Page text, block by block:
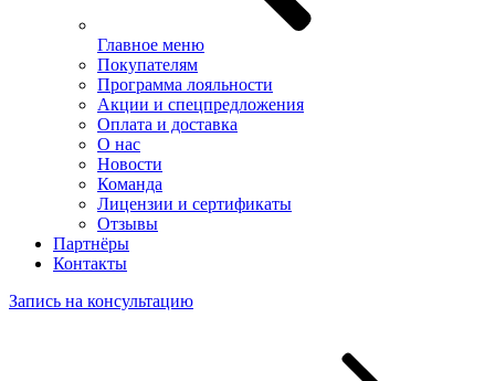
Главное меню
Покупателям
Программа лояльности
Акции и спецпредложения
Оплата и доставка
О нас
Новости
Команда
Лицензии и сертификаты
Отзывы
Партнёры
Контакты
Запись на консультацию